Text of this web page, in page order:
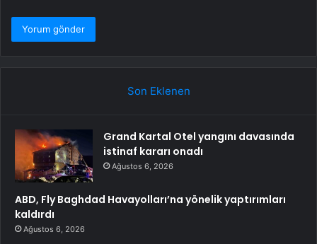
Son Eklenen
Grand Kartal Otel yangını davasında
istinaf kararı onadı
Ağustos 6, 2026
ABD, Fly Baghdad Havayolları’na yönelik yaptırımları
kaldırdı
Ağustos 6, 2026